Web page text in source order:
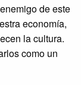
de este
economía,
la cultura.
como un